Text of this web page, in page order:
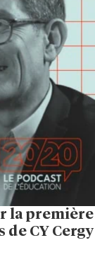
la première
de CY Cergy